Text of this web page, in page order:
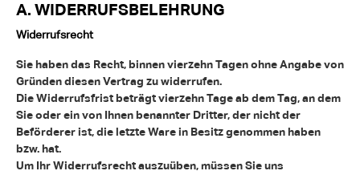
A. WIDERRUFSBELEHRUNG
Widerrufsrecht
Sie haben das Recht, binnen vierzehn Tagen ohne Angabe von
Gründen diesen Vertrag zu widerrufen.
Die Widerrufsfrist beträgt vierzehn Tage ab dem Tag, an dem
Sie oder ein von Ihnen benannter Dritter, der nicht der
Beförderer ist, die letzte Ware in Besitz genommen haben
bzw. hat.
Um Ihr Widerrufsrecht auszuüben, müssen Sie uns